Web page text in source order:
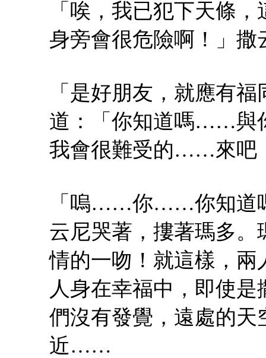
「唉，我已犯下天條
身旁會很危險啊！」撒
「是好朋友，就應有
道：「你知道嗎……與
我會很難受的……來吧
「嗚……你……你知道
云尼哭著，摟著瑪多
情的一吻！就這樣，
人身在幸福中，即使
們沒有發覺，遠處的
近……